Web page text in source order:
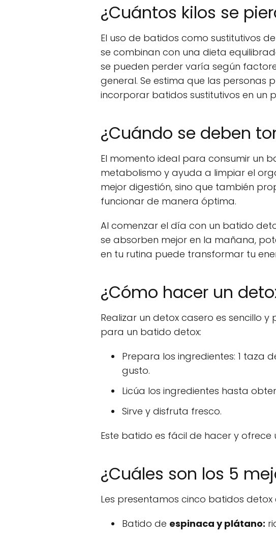
¿Cuántos kilos se
El uso de batidos como sustitutivos
se combinan con una dieta
se pueden perder varía según
general. Se estima que las personas
incorporar batidos sustitutivos en un
¿Cuándo se deben
El momento ideal para consumir un
metabolismo y ayuda a limpiar el
mejor digestión, sino que también
funcionar de manera óptima.
Al comenzar el día con un batido
se absorben mejor en la mañana,
en tu rutina puede transformar tu
¿Cómo hacer un
Realizar un detox casero es sencillo
para un batido detox:
Prepara los ingredientes: 1 taza
gusto.
Licúa los ingredientes hasta
Sirve y disfruta fresco.
Este batido es fácil de hacer y
¿Cuáles son los 5
Les presentamos cinco batidos
Batido de espinaca y plátano: